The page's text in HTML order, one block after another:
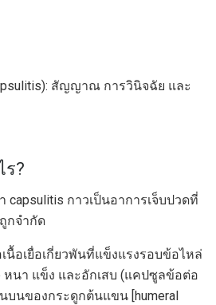
?
capsulitis กาวเป็นอาการเจ็บปวดที่
กจำกัด
นื้อเยื่อเกี่ยวพันที่แข็งแรงรอบข้อไหล่
หนา แข็ง และอักเสบ (แคปซูลข้อต่อ
บนของกระดูกต้นแขน [humeral